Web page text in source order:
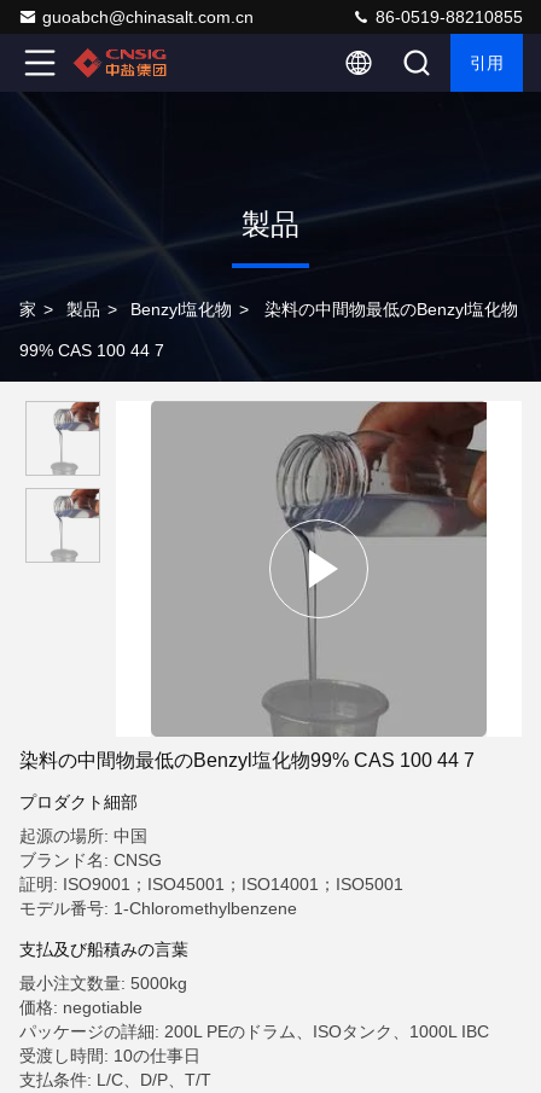
guoabch@chinasalt.com.cn 86-0519-88210855
引用
製品
家 > 製品 > Benzyl塩化物 > 染料の中間物最低のBenzyl塩化物
99% CAS 100 44 7
染料の中間物最低のBenzyl塩化物99% CAS 100 44 7
プロダクト細部
起源の場所: 中国
ブランド名: CNSG
証明: ISO9001；ISO45001；ISO14001；ISO5001
モデル番号: 1-Chloromethylbenzene
支払及び船積みの言葉
最小注文数量: 5000kg
価格: negotiable
パッケージの詳細: 200L PEのドラム、ISOタンク、1000L IBC
受渡し時間: 10の仕事日
支払条件: L/C、D/P、T/T